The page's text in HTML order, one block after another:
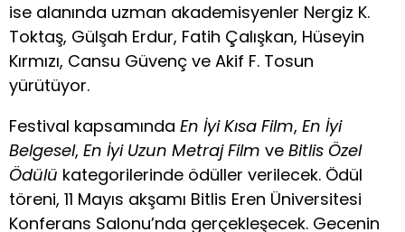
ise alanında uzman akademisyenler Nergiz K.
Toktaş, Gülşah Erdur, Fatih Çalışkan, Hüseyin
Kırmızı, Cansu Güvenç ve Akif F. Tosun
yürütüyor.
Festival kapsamında En İyi Kısa Film, En İyi
Belgesel, En İyi Uzun Metraj Film ve Bitlis Özel
Ödülü kategorilerinde ödüller verilecek. Ödül
töreni, 11 Mayıs akşamı Bitlis Eren Üniversitesi
Konferans Salonu’nda gerçekleşecek. Gecenin